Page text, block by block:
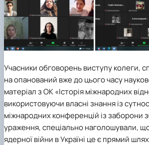
Учасники обговорень виступу колеги,
на опанований вже до цього часу
матеріал з ОК «Історія міжнародних
використовуючи власні знання із
міжнародних конференцій із заборони
ураження, спеціально наголошували,
ядерної війни в Україні це є прямий